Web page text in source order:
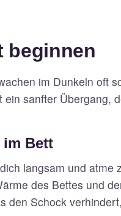
beginnen
im Dunkeln oft
sanfter Übergang,
im Bett
langsam und
des Bettes und
den Schock